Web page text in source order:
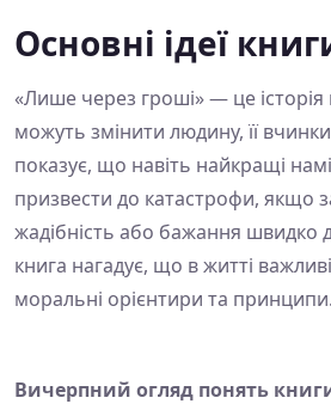
Основні ідеї
«Лише через гроші» — це історія
можуть змінити людину, її
показує, що навіть найкращі
призвести до катастрофи, якщо
жадібність або бажання швидко
книга нагадує, що в житті
моральні орієнтири та принципи.
Вичерпний огляд понять